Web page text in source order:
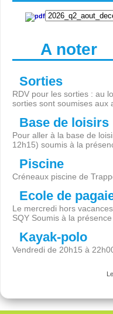
A noter
Sorties
RDV pour les sorties : au
sorties sont soumises aux
Base de loisirs
Pour aller à la base de
12h15) soumis à la
Piscine
Créneaux piscine de
Ecole de
Le mercredi hors
SQY Soumis à la
Kayak-polo
Vendredi de 20h15 à